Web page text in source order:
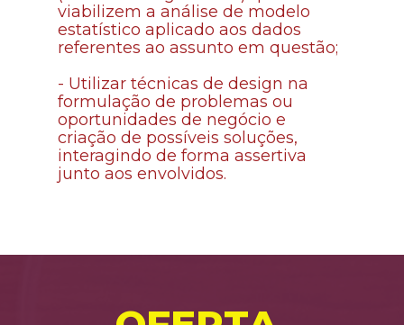
viabilizem a análise de modelo
estatístico aplicado aos dados
referentes ao assunto em questão;
- Utilizar técnicas de design na
formulação de problemas ou
oportunidades de negócio e
criação de possíveis soluções,
interagindo de forma assertiva
junto aos envolvidos.